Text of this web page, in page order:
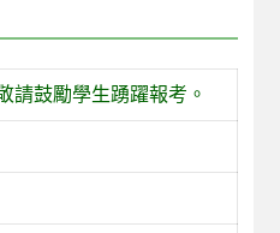
請鼓勵學生踴躍報考。